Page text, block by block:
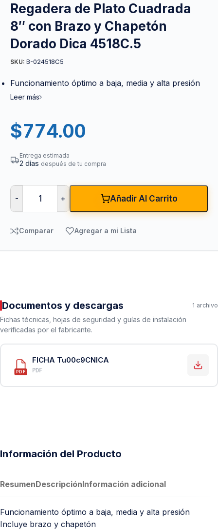
Regadera de Plato Cuadrada
8″ con Brazo y Chapetón
Dorado Dica 4518C.5
SKU: B-024518C5
Funcionamiento óptimo a baja, media y alta presión
Leer más
$774.00
Entrega estimada
2 días después de tu compra
- + Añadir Al Carrito
Comparar Agregar a mi Lista
Documentos y descargas 1 archivo
Fichas técnicas, hojas de seguridad y guías de instalación
verificadas por el fabricante.
PDF
FICHA Tu00c9CNICA
PDF
Información del Producto
ResumenDescripciónInformación adicional
Funcionamiento óptimo a baja, media y alta presión
Incluye brazo y chapetón